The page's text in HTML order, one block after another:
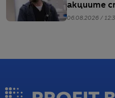
акциите
06.08.2026 /